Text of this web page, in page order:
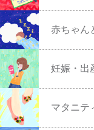
赤ちゃん
妊娠・出
マタニテ